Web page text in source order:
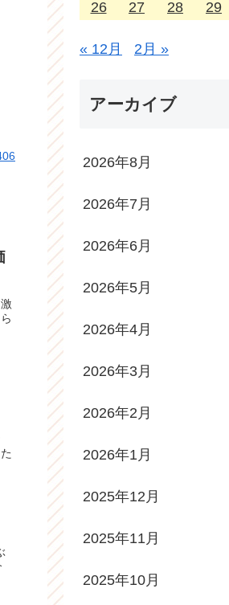
26
27 28 29
« 12月 2月 »
アーカイブ
2026年8月
2026年7月
2026年6月
2026年5月
2026年4月
2026年3月
2026年2月
2026年1月
2025年12月
2025年11月
2025年10月